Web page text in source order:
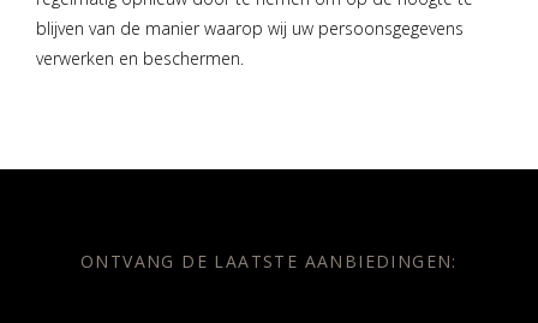
blijven van de manier waarop wij uw persoonsgegevens
verwerken en beschermen.
ONTVANG DE LAATSTE AANBIEDINGEN: